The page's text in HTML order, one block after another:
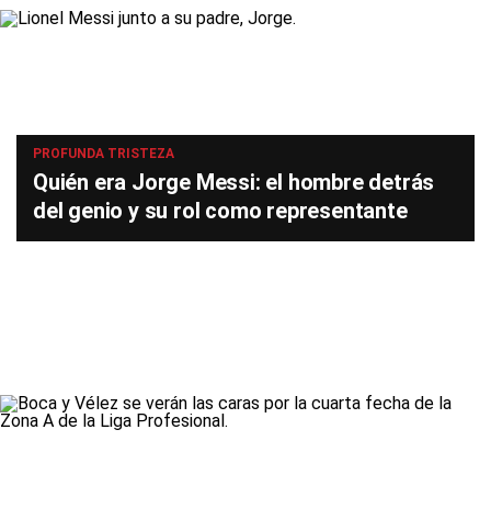
PROFUNDA TRISTEZA
Quién era Jorge Messi: el hombre detrás
del genio y su rol como representante